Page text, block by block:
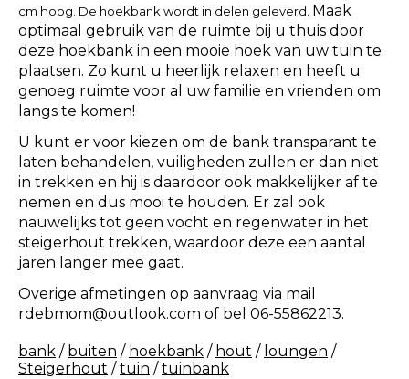
cm hoog. De hoekbank wordt in delen geleverd. Maak
optimaal gebruik van de ruimte bij u thuis door
deze hoekbank in een mooie hoek van uw tuin te
plaatsen. Zo kunt u heerlijk relaxen en heeft u
genoeg ruimte voor al uw familie en vrienden om
langs te komen!
U kunt er voor kiezen om de bank transparant te
laten behandelen, vuiligheden zullen er dan niet
in trekken en hij is daardoor ook makkelijker af te
nemen en dus mooi te houden. Er zal ook
nauwelijks tot geen vocht en regenwater in het
steigerhout trekken, waardoor deze een aantal
jaren langer mee gaat.
Overige afmetingen op aanvraag via mail
rdebmom@outlook.com of bel 06-55862213.
bank / buiten / hoekbank / hout / loungen /
Steigerhout /tuin /tuinbank